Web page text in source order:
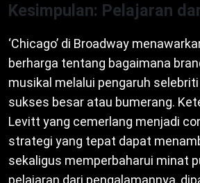
Kesimpulan: Pelajaran
‘Chicago’ di Broadway
berharga tentang bagaimana
musikal melalui pengaruh
sukses besar atau bumerang.
Levitt yang cemerlang menjadi
strategi yang tepat dapat
sekaligus memperbaharui minat